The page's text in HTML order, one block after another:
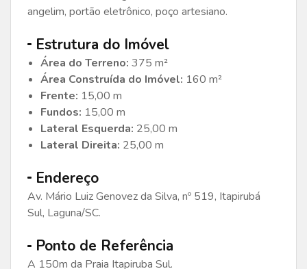
angelim, portão eletrônico, poço artesiano.
Estrutura do Imóvel
Área do Terreno: 375 m²
Área Construída do Imóvel: 160 m²
Frente: 15,00 m
Fundos: 15,00 m
Lateral Esquerda: 25,00 m
Lateral Direita: 25,00 m
Endereço
Av. Mário Luiz Genovez da Silva, nº 519, Itapirubá
Sul, Laguna/SC.
Ponto de Referência
A 150m da Praia Itapiruba Sul.